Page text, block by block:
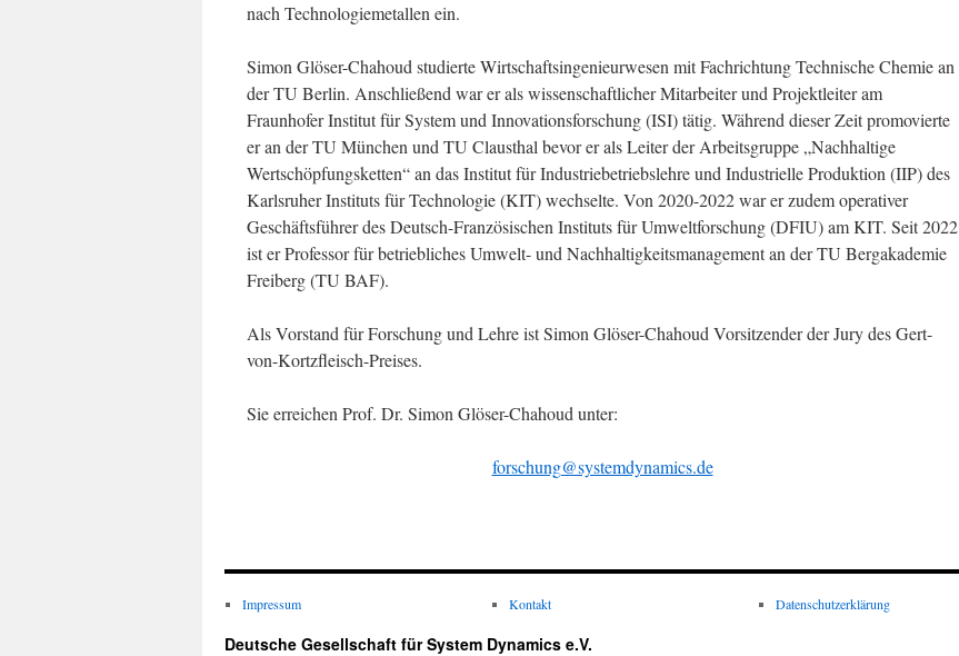
nach Technologiemetallen ein.
Simon Glöser-Chahoud studierte Wirtschaftsingenieurwesen mit Fachrichtung Technische Chemie an
der TU Berlin. Anschließend war er als wissenschaftlicher Mitarbeiter und Projektleiter am
Fraunhofer Institut für System und Innovationsforschung (ISI) tätig. Während dieser Zeit promovierte
er an der TU München und TU Clausthal bevor er als Leiter der Arbeitsgruppe „Nachhaltige
Wertschöpfungsketten“ an das Institut für Industriebetriebslehre und Industrielle Produktion (IIP) des
Karlsruher Instituts für Technologie (KIT) wechselte. Von 2020-2022 war er zudem operativer
Geschäftsführer des Deutsch-Französischen Instituts für Umweltforschung (DFIU) am KIT. Seit 2022
ist er Professor für betriebliches Umwelt- und Nachhaltigkeitsmanagement an der TU Bergakademie
Freiberg (TU BAF).
Als Vorstand für Forschung und Lehre ist Simon Glöser-Chahoud Vorsitzender der Jury des Gert-
von-Kortzfleisch-Preises.
Sie erreichen Prof. Dr. Simon Glöser-Chahoud unter:
forschung@systemdynamics.de
Impressum Kontakt Datenschutzerklärung
Deutsche Gesellschaft für System Dynamics e.V.